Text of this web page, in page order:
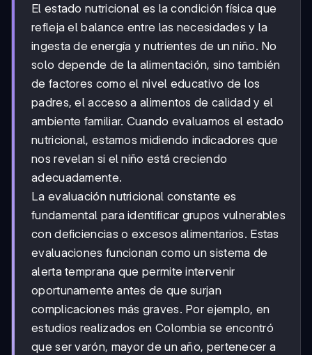
El estado nutricional es la condición física que
refleja el balance entre las necesidades y la
ingesta de energía y nutrientes de un niño. No
solo depende de la alimentación, sino también
de factores como el nivel educativo de los
padres, el acceso a alimentos de calidad y el
ambiente familiar. Cuando evaluamos el estado
nutricional, estamos midiendo indicadores que
nos revelan si el niño está creciendo
adecuadamente.
La evaluación nutricional constante es
fundamental para identificar grupos vulnerables
con deficiencias o excesos alimentarios. Estas
evaluaciones funcionan como un sistema de
alerta temprana que permite intervenir
oportunamente antes de que surjan
complicaciones más graves. Por ejemplo, en
estudios realizados en Colombia se encontró
que ser varón, mayor de un año, pertenecer a